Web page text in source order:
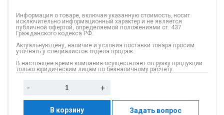
Информация о товаре, включая указанную стоимость, носит
исключительно информационный характер и не является
публичной офертой, определяемой положениями ст. 437
Гражданского кодекса РФ.
Актуальную цену, наличие и условия поставки товара просим
уточнять у специалистов отдела продаж.
В настоящее время компания осуществляет отгрузку продукции
только юридическим лицам по безналичному расчету.
- +
В корзину Задать вопрос